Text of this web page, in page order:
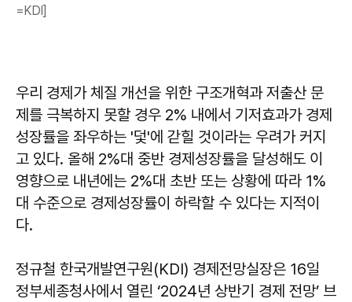
=KDI]
우리 경제가 체질 개선을 위한 구조개혁과 저출산 문
제를 극복하지 못할 경우 2% 내에서 기저효과가 경제
성장률을 좌우하는 '덫'에 갇힐 것이라는 우려가 커지
고 있다. 올해 2%대 중반 경제성장률을 달성해도 이
영향으로 내년에는 2%대 초반 또는 상황에 따라 1%
대 수준으로 경제성장률이 하락할 수 있다는 지적이
다.
정규철 한국개발연구원(KDI) 경제전망실장은 16일
정부세종청사에서 열린 ‘2024년 상반기 경제 전망’ 브